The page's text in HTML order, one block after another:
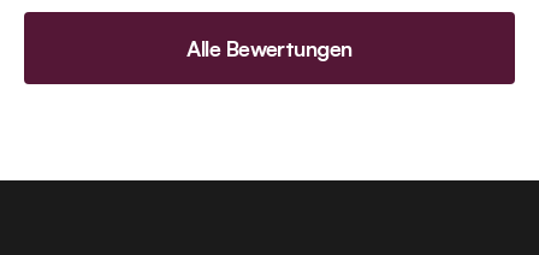
Alle Bewertungen